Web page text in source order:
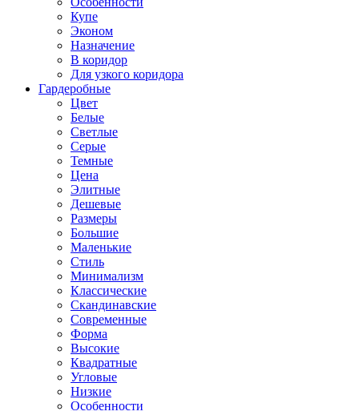
Купе
Эконом
Назначение
В коридор
Для узкого коридора
Гардеробные
Цвет
Белые
Светлые
Серые
Темные
Цена
Элитные
Дешевые
Размеры
Большие
Маленькие
Стиль
Минимализм
Классические
Скандинавские
Современные
Форма
Высокие
Квадратные
Угловые
Низкие
Особенности